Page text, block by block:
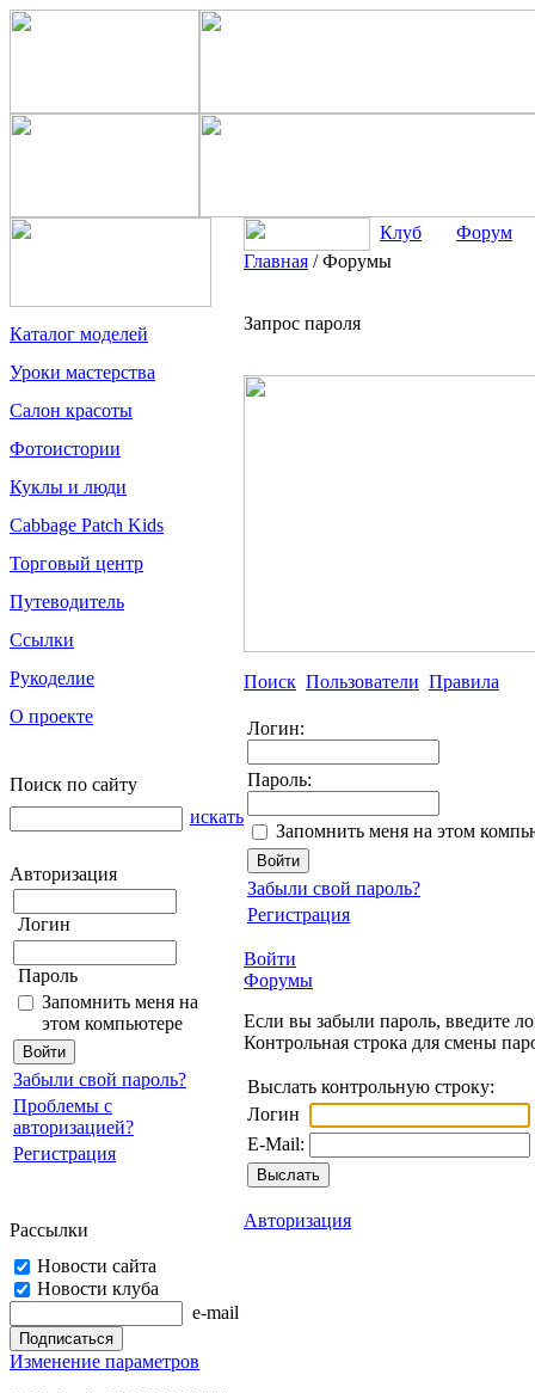
Каталог моделей
Уроки мастерства
Салон красоты
Фотоистории
Куклы и люди
Cabbage Patch Kids
Торговый центр
Путеводитель
Ссылки
Рукоделие
О проекте
Поиск по сайту
искать
Авторизация
Логин
Пароль
Запомнить меня на
этом компьютере
Забыли свой пароль?
Проблемы с
авторизацией?
Регистрация
Рассылки
Новости сайта
Новости клуба
e-mail
Изменение параметров
Клуб
Форум
Главная /Форумы
Запрос пароля
Поиск Пользователи Правила
Логин:
Пароль:
Запомнить меня на этом
Забыли свой пароль?
Регистрация
Войти
Форумы
Если вы забыли пароль, введите
Контрольная строка для смены
Выслать контрольную строку:
Логин
E-Mail:
Авторизация